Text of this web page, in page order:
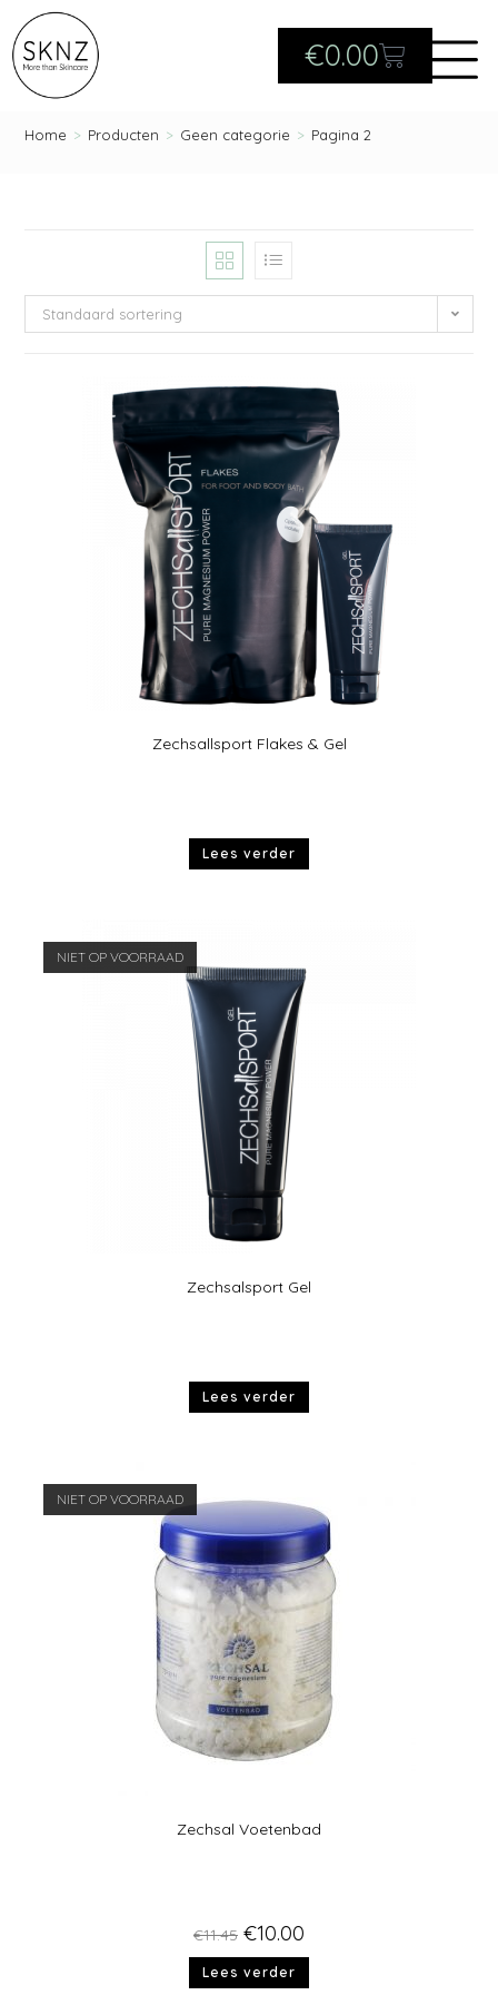
€0.00
Home > Producten > Geen categorie > Pagina 2
Standaard sortering
Zechsallsport Flakes & Gel
Lees verder
NIET OP VOORRAAD
Zechsalsport Gel
Lees verder
NIET OP VOORRAAD
Zechsal Voetenbad
€11.45 €10.00
Lees verder